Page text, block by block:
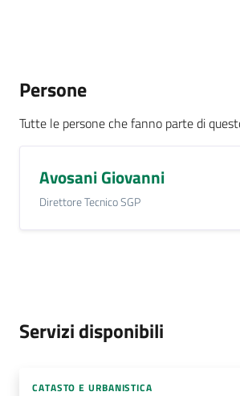
Persone
Tutte le persone che fanno parte di
Avosani Giovanni
Direttore Tecnico SGP
Servizi disponibili
CATASTO E URBANISTICA